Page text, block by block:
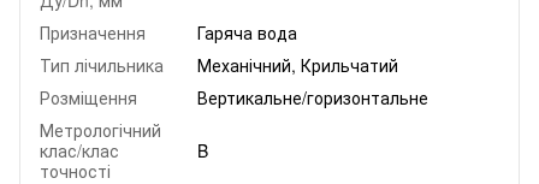
Призначення
Гаряча вода
Тип лічильника
Механічний, Крильчатий
Розміщення
Вертикальне/горизонтальне
Метрологічний
клас/клас
точності
B